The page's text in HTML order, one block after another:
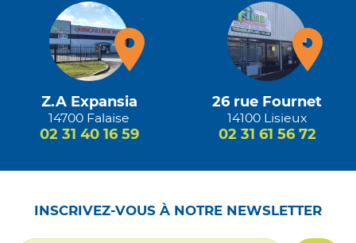
Z.A Expansia
14700 Falaise
02 31 40 16 59
26 rue Fournet
14100 Lisieux
02 31 61 56 72
INSCRIVEZ-VOUS À NOTRE NEWSLETTER